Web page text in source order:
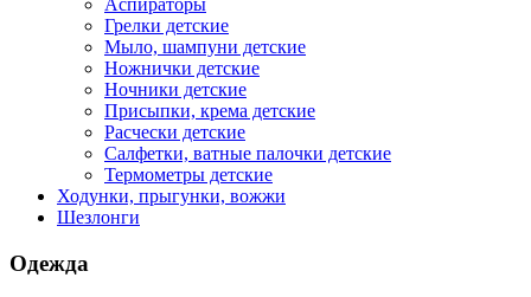
Аспираторы
Грелки детские
Мыло, шампуни детские
Ножнички детские
Ночники детские
Присыпки, крема детские
Расчески детские
Салфетки, ватные палочки детские
Термометры детские
Ходунки, прыгунки, вожжи
Шезлонги
Одежда